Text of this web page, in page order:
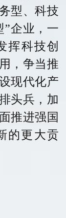
型、科技
”企业，一
挥科技创
，争当推
现代化产
头兵，加
推进强国
的更大贡